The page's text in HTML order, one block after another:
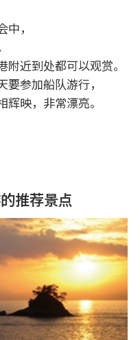
，
近到处都可以观赏。
参加船队游行，
映，非常漂亮。
推荐景点